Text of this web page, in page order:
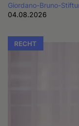
Giordano-Bruno-
04.08.2026
RECHT